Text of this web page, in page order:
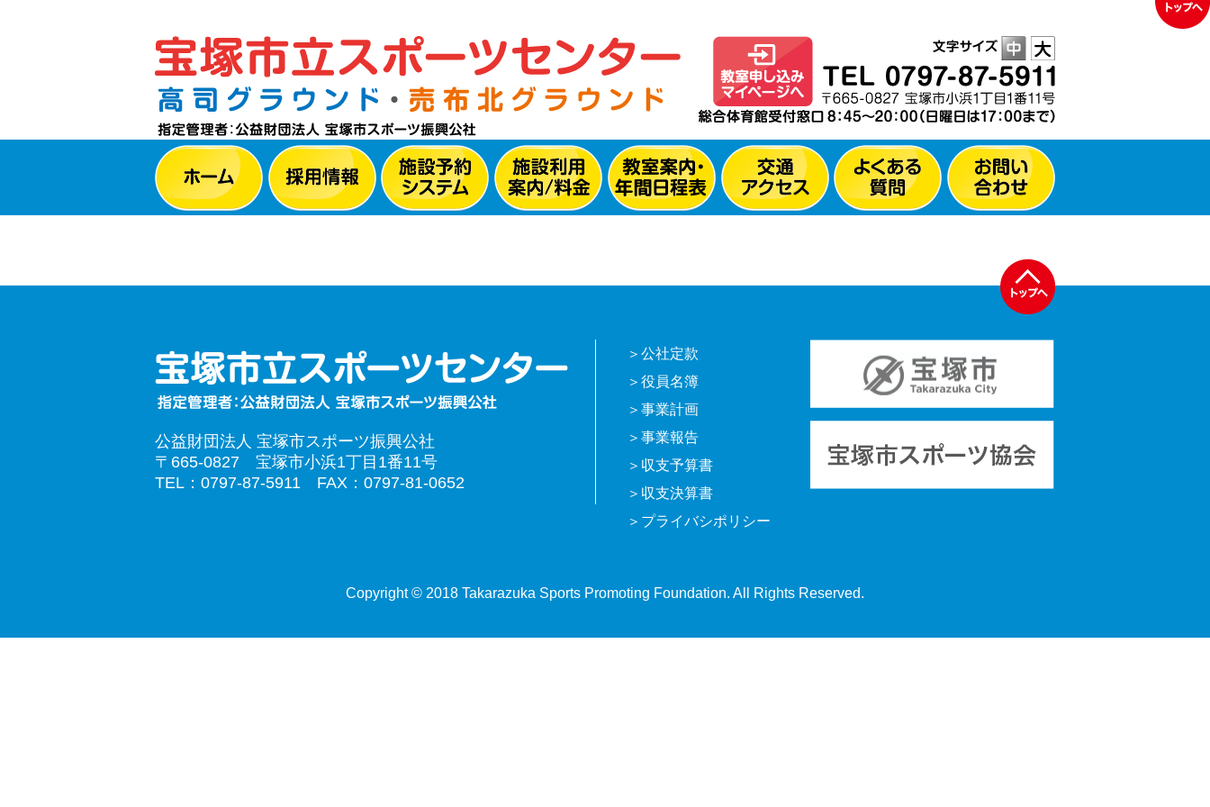
公益財団法人 宝塚市スポーツ振興公社
〒665-0827 宝塚市小浜1丁目1番11号
TEL：0797-87-5911 FAX：0797-81-0652
公社定款
役員名簿
事業計画
事業報告
収支予算書
収支決算書
プライバシポリシー
Copyright © 2018 Takarazuka Sports Promoting Foundation. All Rights Reserved.